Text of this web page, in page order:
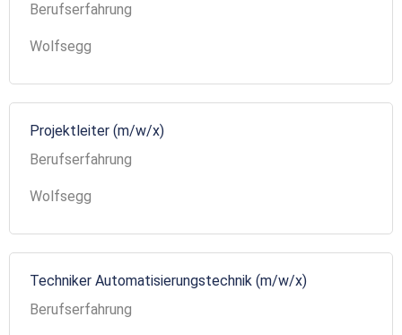
Berufserfahrung
Wolfsegg
Projektleiter (m/w/x)
Berufserfahrung
Wolfsegg
Techniker Automatisierungstechnik (m/w/x)
Berufserfahrung